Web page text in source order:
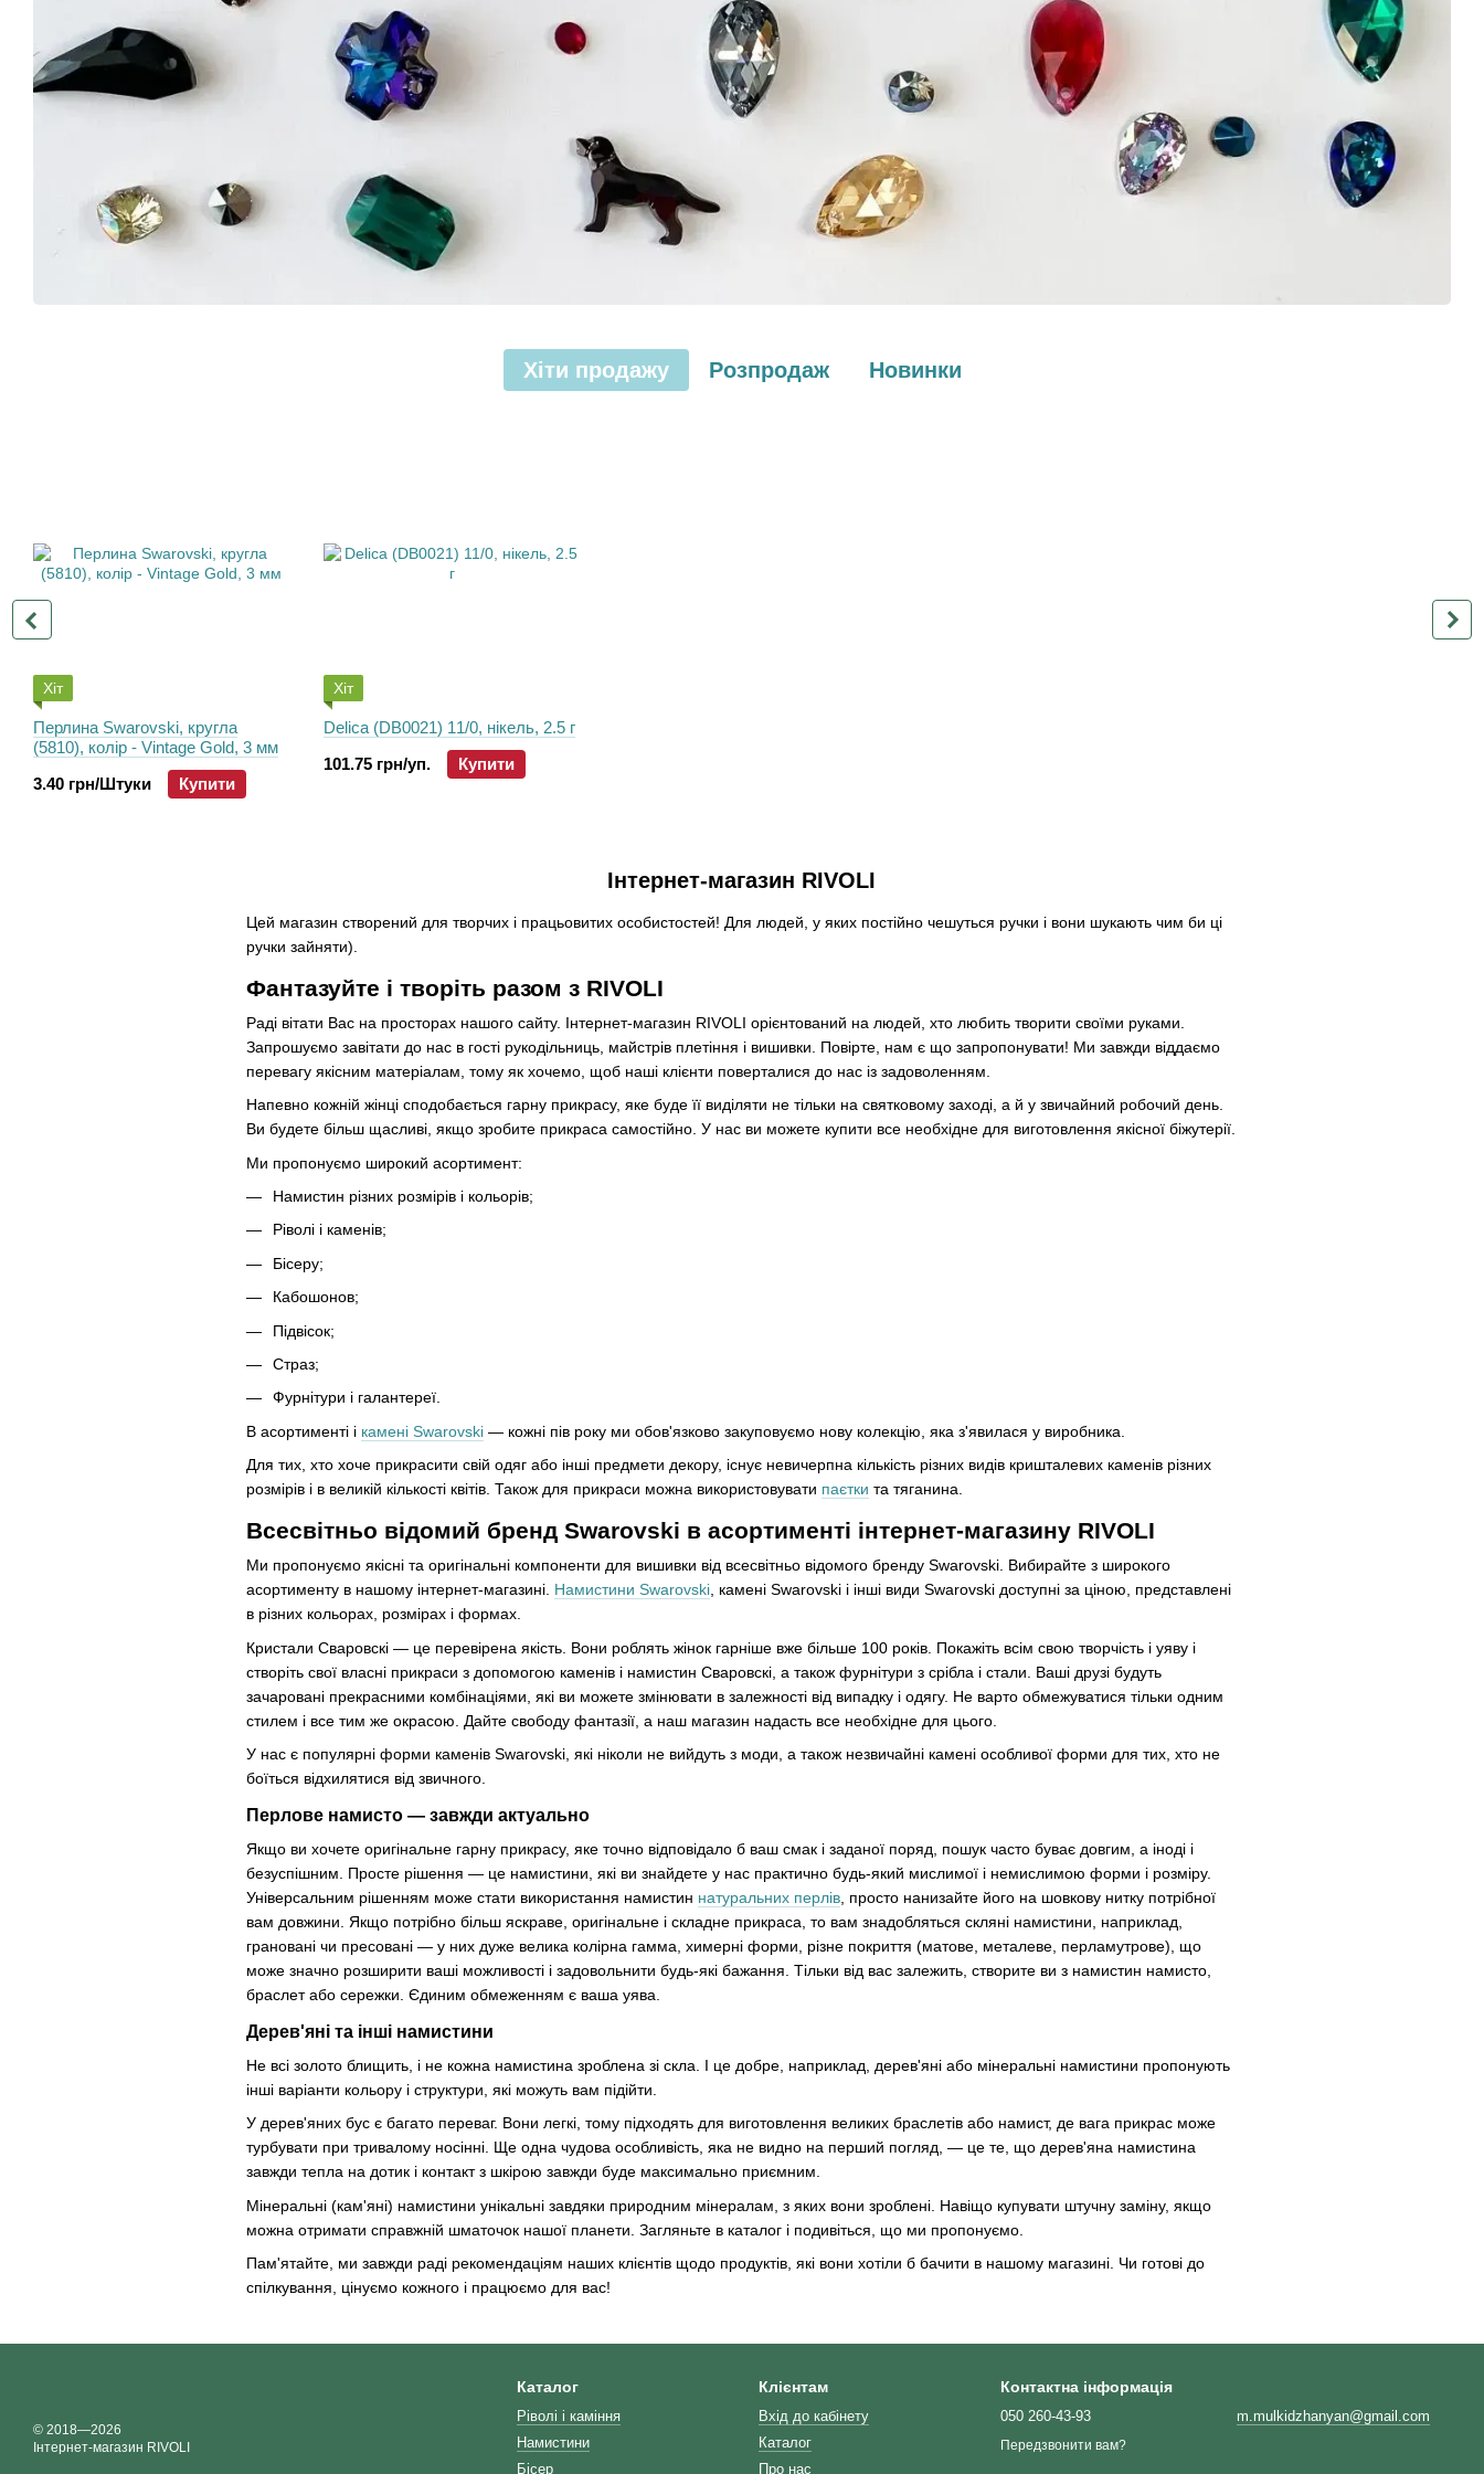
Хіти продажу Розпродаж Новинки
Хіт
Перлина Swarovski, кругла
(5810), колір - Vintage Gold, 3 мм
3.40 грн/Штуки
Купити
Хіт
Delica (DB0021) 11/0, нікель, 2.5 г
101.75 грн/уп.
Купити
Інтернет-магазин RIVOLI
Цей магазин створений для творчих і працьовитих особистостей! Для людей, у яких постійно чешуться ручки і вони шукають чим би ці
ручки зайняти).
Фантазуйте і творіть разом з RIVOLI
Раді вітати Вас на просторах нашого сайту. Інтернет-магазин RIVOLI орієнтований на людей, хто любить творити своїми руками.
Запрошуємо завітати до нас в гості рукодільниць, майстрів плетіння і вишивки. Повірте, нам є що запропонувати! Ми завжди віддаємо
перевагу якісним матеріалам, тому як хочемо, щоб наші клієнти поверталися до нас із задоволенням.
Напевно кожній жінці сподобається гарну прикрасу, яке буде її виділяти не тільки на святковому заході, а й у звичайний робочий день.
Ви будете більш щасливі, якщо зробите прикраса самостійно. У нас ви можете купити все необхідне для виготовлення якісної біжутерії.
Ми пропонуємо широкий асортимент:
Намистин різних розмірів і кольорів;
Ріволі і каменів;
Бісеру;
Кабошонов;
Підвісок;
Страз;
Фурнітури і галантереї.
В асортименті і камені Swarovski— кожні пів року ми обов'язково закуповуємо нову колекцію, яка з'явилася у виробника.
Для тих, хто хоче прикрасити свій одяг або інші предмети декору, існує невичерпна кількість різних видів кришталевих каменів різних
розмірів і в великій кількості квітів. Також для прикраси можна використовувати паєтки та тяганина.
Всесвітньо відомий бренд Swarovski в асортименті інтернет-магазину RIVOLI
Ми пропонуємо якісні та оригінальні компоненти для вишивки від всесвітньо відомого бренду Swarovski. Вибирайте з широкого
асортименту в нашому інтернет-магазині. Намистини Swarovski, камені Swarovski і інші види Swarovski доступні за ціною, представлені
в різних кольорах, розмірах і формах.
Кристали Сваровскі — це перевірена якість. Вони роблять жінок гарніше вже більше 100 років. Покажіть всім свою творчість і уяву і
створіть свої власні прикраси з допомогою каменів і намистин Сваровскі, а також фурнітури з срібла і стали. Ваші друзі будуть
зачаровані прекрасними комбінаціями, які ви можете змінювати в залежності від випадку і одягу. Не варто обмежуватися тільки одним
стилем і все тим же окрасою. Дайте свободу фантазії, а наш магазин надасть все необхідне для цього.
У нас є популярні форми каменів Swarovski, які ніколи не вийдуть з моди, а також незвичайні камені особливої форми для тих, хто не
боїться відхилятися від звичного.
Перлове намисто — завжди актуально
Якщо ви хочете оригінальне гарну прикрасу, яке точно відповідало б ваш смак і заданої поряд, пошук часто буває довгим, а іноді і
безуспішним. Просте рішення — це намистини, які ви знайдете у нас практично будь-який мислимої і немислимою форми і розміру.
Універсальним рішенням може стати використання намистин натуральних перлів, просто нанизайте його на шовкову нитку потрібної
вам довжини. Якщо потрібно більш яскраве, оригінальне і складне прикраса, то вам знадобляться скляні намистини, наприклад,
грановані чи пресовані — у них дуже велика колірна гамма, химерні форми, різне покриття (матове, металеве, перламутрове), що
може значно розширити ваші можливості і задовольнити будь-які бажання. Тільки від вас залежить, створите ви з намистин намисто,
браслет або сережки. Єдиним обмеженням є ваша уява.
Дерев'яні та інші намистини
Не всі золото блищить, і не кожна намистина зроблена зі скла. І це добре, наприклад, дерев'яні або мінеральні намистини пропонують
інші варіанти кольору і структури, які можуть вам підійти.
У дерев'яних бус є багато переваг. Вони легкі, тому підходять для виготовлення великих браслетів або намист, де вага прикрас може
турбувати при тривалому носінні. Ще одна чудова особливість, яка не видно на перший погляд, — це те, що дерев'яна намистина
завжди тепла на дотик і контакт з шкірою завжди буде максимально приємним.
Мінеральні (кам'яні) намистини унікальні завдяки природним мінералам, з яких вони зроблені. Навіщо купувати штучну заміну, якщо
можна отримати справжній шматочок нашої планети. Загляньте в каталог і подивіться, що ми пропонуємо.
Пам'ятайте, ми завжди раді рекомендаціям наших клієнтів щодо продуктів, які вони хотіли б бачити в нашому магазині. Чи готові до
спілкування, цінуємо кожного і працюємо для вас!
© 2018—2026
Інтернет-магазин RIVOLI
Каталог
Ріволі і каміння
Намистини
Бісер
Клієнтам
Вхід до кабінету
Каталог
Про нас
Контактна інформація
050 260-43-93
Передзвонити вам?
m.mulkidzhanyan@gmail.com